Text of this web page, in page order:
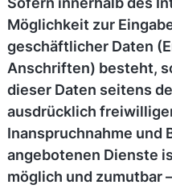
Möglichkeit zur
geschäftlicher Daten
Anschriften) besteht,
dieser Daten seitens
ausdrücklich
Inanspruchnahme und
angebotenen Dienste
möglich und zumutbar